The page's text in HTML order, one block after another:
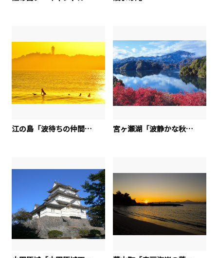
江の島「波待ちの仲間たち」 宮ヶ瀬湖「波静かな秋の光景」